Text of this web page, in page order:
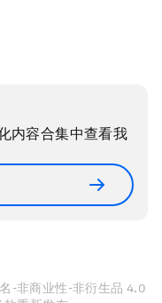
内容合集中查看我
-非商业性-非衍生品 4.0